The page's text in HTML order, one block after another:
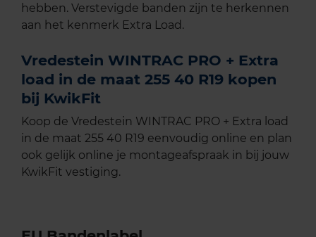
hebben. Verstevigde banden zijn te herkennen
aan het kenmerk Extra Load.
Vredestein WINTRAC PRO + Extra
load in de maat 255 40 R19 kopen
bij KwikFit
Koop de Vredestein WINTRAC PRO + Extra load
in de maat 255 40 R19 eenvoudig online en plan
ook gelijk online je montageafspraak in bij jouw
KwikFit vestiging.